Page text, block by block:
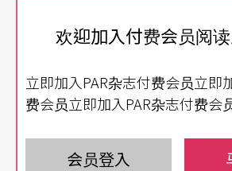
并在「柏林人剧院（Berliner
穆勒（Heiner Mueller）、贝诺．
国剧界的巨擘，对他的戏剧理念
欢迎加入付费会员阅
立即加入PAR杂志付费会员立即
费会员立即加入PAR杂志付费会
会员登入